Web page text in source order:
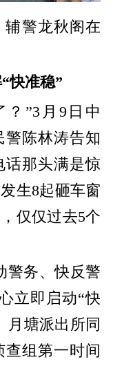
警龙秋阁在
快准稳”
”3月9日中
警陈林涛告知
话那头满是惊
生8起砸车窗
仅仅过去5个
警务、快反警
立即启动“快
月塘派出所同
组第一时间